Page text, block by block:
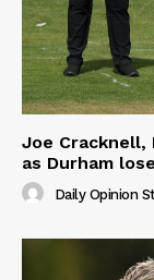
Joe Cracknell,
as Durham
Daily Opinion